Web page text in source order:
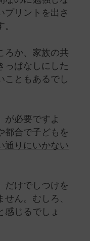
プリントを出さ
ろか、家族の共
っぱなしにした
こともあるでし
が必要ですよ
都合で子どもを
通りにいかない
だけでしつけを
ん。むしろ、
感じるでしょ